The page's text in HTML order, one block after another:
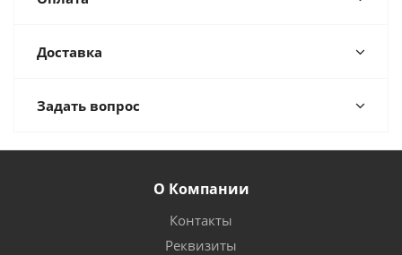
Доставка
Задать вопрос
О Компании
Контакты
Реквизиты